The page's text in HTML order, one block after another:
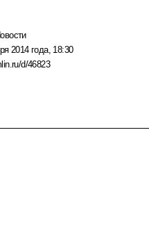
2014 года, 18:30
d/46823